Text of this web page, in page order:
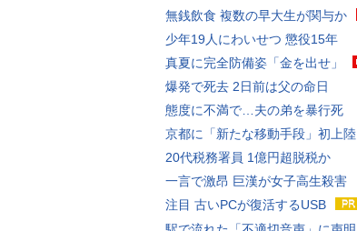
無銭飲食 複数の早大生が関与か
少年19人にわいせつ 懲役15年
真夏に完全防備姿「金を出せ」
爆発で死去 2日前は父の命日
態度に不満で…夫の弟を暴行死
京都に「新たな移動手段」初上陸
20代税務署員 1億円超脱税か
一言で激昂 巨漢が女子高生殺害
注目 古いPCが復活するUSB